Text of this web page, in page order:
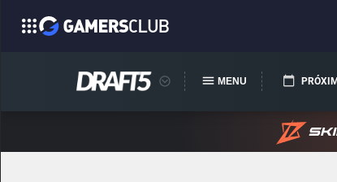
MENU